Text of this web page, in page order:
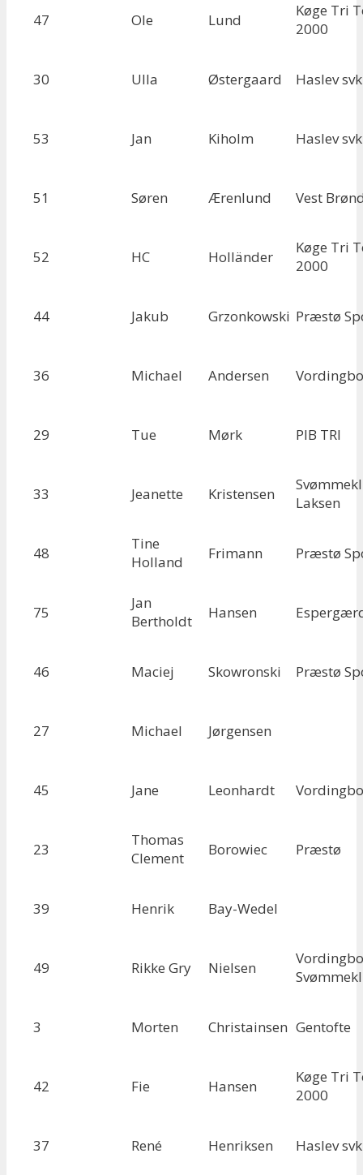
47 Ole Lund
Køge Tri
2000
30 Ulla Østergaard Haslev
53 Jan Kiholm Haslev
51 Søren Ærenlund Vest
52 HC Holländer
Køge Tri
2000
44 Jakub Grzonkowski Præstø
36 Michael Andersen
29 Tue Mørk PIB TRI
33 Jeanette Kristensen
Laksen
48
Tine
Holland
Frimann Præstø
75
Jan
Bertholdt
Hansen
46 Maciej Skowronski Præstø
27 Michael Jørgensen
45 Jane Leonhardt
23
Thomas
Clement
Borowiec Præstø
39 Henrik Bay-Wedel
49 Rikke Gry Nielsen
3 Morten Christainsen Gentofte
42 Fie Hansen
Køge Tri
2000
37 René Henriksen Haslev